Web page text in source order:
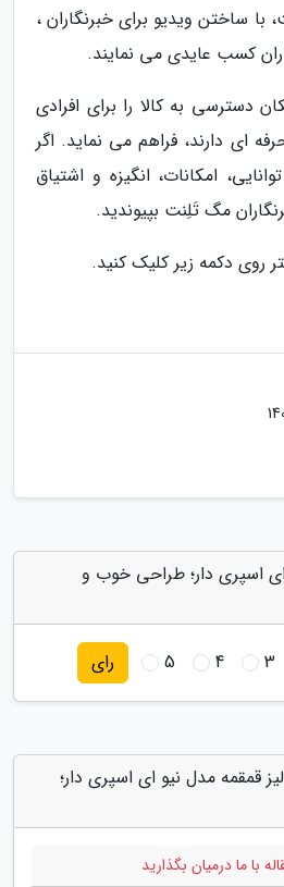
با ساختن ویدیو برای خبرنگاران ،
کسب عایدی می نمایند.
دسترسی به کالا را برای افرادی
ای دارند، فراهم می نماید. اگر
امکانات، انگیزه و اشتیاق
مگ تَلِنت بپیوندید.
روی دکمه زیر کلیک کنید.
ای اسپری دار؛ طراحی خوب و
3
4
5 رای
قمقمه مدل نیو ای اسپری دار؛
با ما درمیان بگذارید